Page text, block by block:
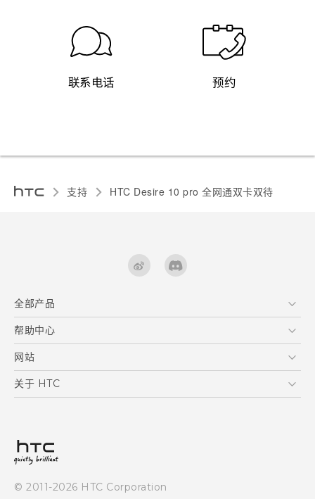
联系电话 预约
支持 HTC Desire 10 pro 全网通双卡双待‎
全部产品
区块链智能手机
VIVE
帮助中心
在线客服
支援与服务
产品保固说明
网站
HTC Dev
关于 HTC
投资人
产品安全
© 2011-2026 HTC Corporation